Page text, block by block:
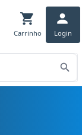
Carrinho Login